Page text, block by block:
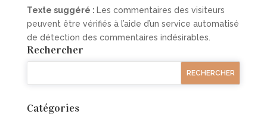
Texte suggéré : Les commentaires des visiteurs
peuvent être vérifiés à l’aide d’un service automatisé
de détection des commentaires indésirables.
Rechercher
Catégories